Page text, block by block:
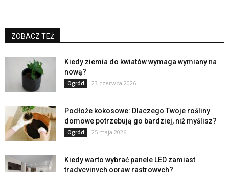
ZOBACZ TEŻ
Kiedy ziemia do kwiatów wymaga wymiany na
nową?
Ogród 23 czerwca 2026
Podłoże kokosowe: Dlaczego Twoje rośliny
domowe potrzebują go bardziej, niż myślisz?
Ogród 25 maja 2026
Kiedy warto wybrać panele LED zamiast
tradycyjnych opraw rastrowych?